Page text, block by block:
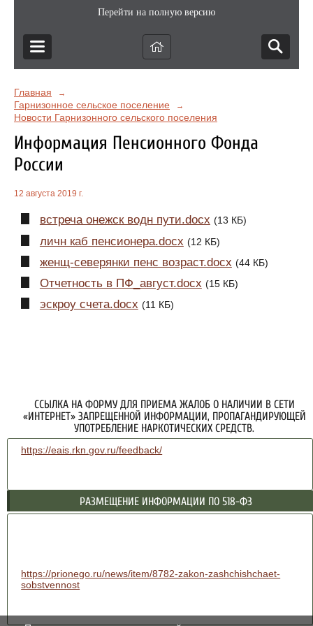
Перейти на полную версию
Главная →
Гарнизонное сельское поселение →
Новости Гарнизонного сельского поселения
Информация Пенсионного Фонда
России
12 августа 2019 г.
встреча онежск водн пути.docx (13 КБ)
личн каб пенсионера.docx (12 КБ)
женщ-северянки пенс возраст.docx (44 КБ)
Отчетность в ПФ_август.docx (15 КБ)
эскроу счета.docx (11 КБ)
ССЫЛКА НА ФОРМУ ДЛЯ ПРИЕМА ЖАЛОБ О НАЛИЧИИ В СЕТИ
«ИНТЕРНЕТ» ЗАПРЕЩЕННОЙ ИНФОРМАЦИИ, ПРОПАГАНДИРУЮЩЕЙ
УПОТРЕБЛЕНИЕ НАРКОТИЧЕСКИХ СРЕДСТВ.
https://eais.rkn.gov.ru/feedback/
РАЗМЕЩЕНИЕ ИНФОРМАЦИИ ПО 518-ФЗ
https://prionego.ru/news/item/8782-zakon-zashchishchaet-
sobstvennost